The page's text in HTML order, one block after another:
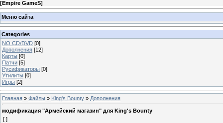
[Empire GameS]
Меню сайта
Categories
NO CD/DVD [0]
Дополнения [12]
Карты [0]
Патчи [5]
Русификаторы [0]
Утилиты [0]
Игры [2]
Главная » Файлы » King's Bounty » Дополнения
модификация "Армейский магазин" для King's Bounty
[ ]